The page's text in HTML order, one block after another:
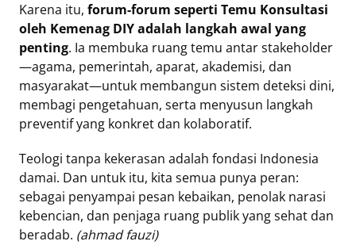
Karena itu, forum-forum seperti Temu Konsultasi
oleh Kemenag DIY adalah langkah awal yang
penting. Ia membuka ruang temu antar stakeholder
—agama, pemerintah, aparat, akademisi, dan
masyarakat—untuk membangun sistem deteksi dini,
membagi pengetahuan, serta menyusun langkah
preventif yang konkret dan kolaboratif.
Teologi tanpa kekerasan adalah fondasi Indonesia
damai. Dan untuk itu, kita semua punya peran:
sebagai penyampai pesan kebaikan, penolak narasi
kebencian, dan penjaga ruang publik yang sehat dan
beradab. (ahmad fauzi)